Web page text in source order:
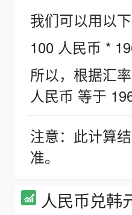
我们可以用以
100 人民币 *
所以，根据汇
人民币 等于
注意：此计算
准。
人民币兑韩